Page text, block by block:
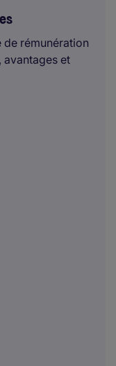
rémunération
et